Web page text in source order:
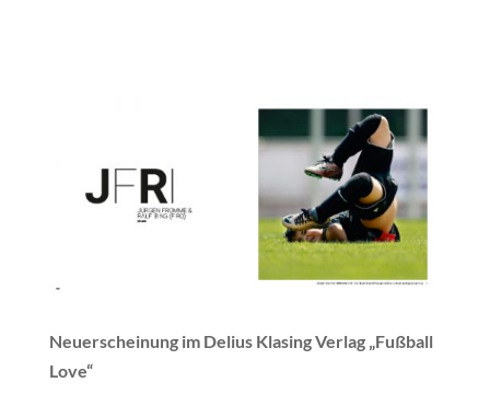
Neuerscheinung im Delius Klasing Verlag „Fußball
Love“